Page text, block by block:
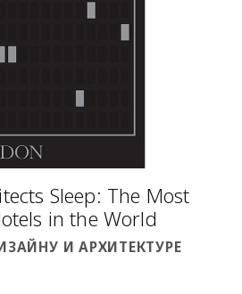
Sleep: The Most
in the World
И АРХИТЕКТУРЕ